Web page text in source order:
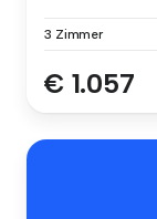
3 Zimmer
€ 1.057